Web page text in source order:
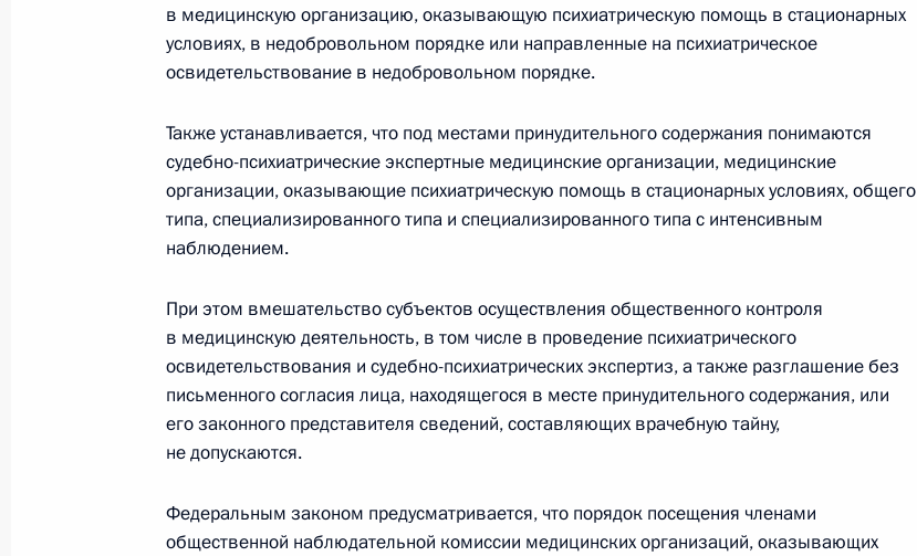
Подписан закон, определяющий порядок постановки на учёт в налоговых органах
30 июля 2018 года, 10:30
Подписан закон, направленный на снижение угрозы повреждения объектов для
30 июля 2018 года, 10:25
Подписан закон, направленный на обеспечение доступа граждан к правосудию, его
максимальной открытости и прозрачности
в медицинскую организацию, оказывающую психиатрическую помощь в стационарных
условиях, в недобровольном порядке или направленные на психиатрическое
освидетельствование в недобровольном порядке.
Также устанавливается, что под местами принудительного содержания понимаются
судебно-психиатрические экспертные медицинские организации, медицинские
организации, оказывающие психиатрическую помощь в стационарных условиях, общего
типа, специализированного типа и специализированного типа с интенсивным
наблюдением.
При этом вмешательство субъектов осуществления общественного контроля
в медицинскую деятельность, в том числе в проведение психиатрического
освидетельствования и судебно-психиатрических экспертиз, а также разглашение без
письменного согласия лица, находящегося в месте принудительного содержания, или
его законного представителя сведений, составляющих врачебную тайну,
не допускаются.
Федеральным законом предусматривается, что порядок посещения членами
общественной наблюдательной комиссии медицинских организаций, оказывающих